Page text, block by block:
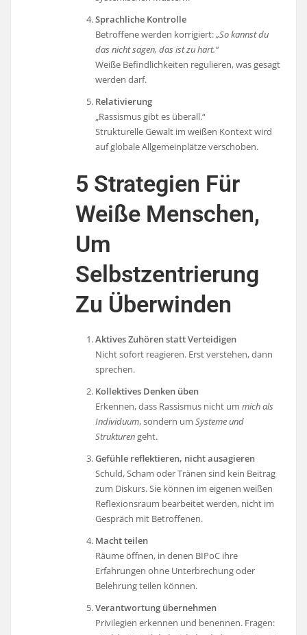
Sprachliche Kontrolle
Betroffene werden korrigiert:„So kannst du
das nicht sagen, das ist zu hart.“
Weiße Befindlichkeiten regulieren, was gesagt
werden darf.
Relativierung
„Rassismus gibt es überall.“
Strukturelle Gewalt im weißen Kontext wird
auf globale Allgemeinplätze verschoben.
5 Strategien Für
Weiße Menschen,
Um
Selbstzentrierung
Zu Überwinden
Aktives Zuhören statt Verteidigen
Nicht sofort reagieren. Erst verstehen, dann
sprechen.
Kollektives Denken üben
Erkennen, dass Rassismus nicht ummich als
Individuum, sondern umSysteme und
Strukturengeht.
Gefühle reflektieren, nicht ausagieren
Schuld, Scham oder Tränen sind kein Beitrag
zum Diskurs. Sie können im eigenen weißen
Reflexionsraum bearbeitet werden, nicht im
Gespräch mit Betroffenen.
Macht teilen
Räume öffnen, in denen BIPoC ihre
Erfahrungen ohne Unterbrechung oder
Belehrung teilen können.
Verantwortung übernehmen
Privilegien erkennen und benennen. Fragen: